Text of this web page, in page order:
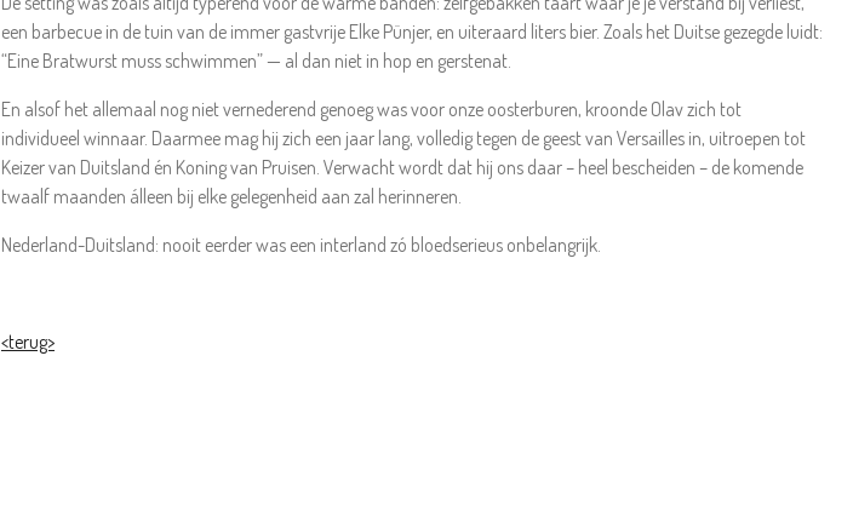
een barbecue in de tuin van de immer gastvrije Elke Pünjer, en uiteraard liters bier. Zoals het Duitse gezegde luidt:
“Eine Bratwurst muss schwimmen” — al dan niet in hop en gerstenat.
En alsof het allemaal nog niet vernederend genoeg was voor onze oosterburen, kroonde Olav zich tot
individueel winnaar. Daarmee mag hij zich een jaar lang, volledig tegen de geest van Versailles in, uitroepen tot
Keizer van Duitsland én Koning van Pruisen. Verwacht wordt dat hij ons daar – heel bescheiden – de komende
twaalf maanden álleen bij elke gelegenheid aan zal herinneren.
Nederland-Duitsland: nooit eerder was een interland zó bloedserieus onbelangrijk.
<terug>